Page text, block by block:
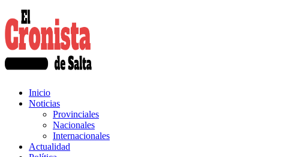
Inicio
Noticias
Provinciales
Nacionales
Internacionales
Actualidad